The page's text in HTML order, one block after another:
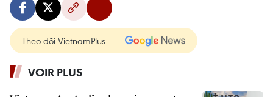
Theo dõi VietnamPlus
VOIR PLUS